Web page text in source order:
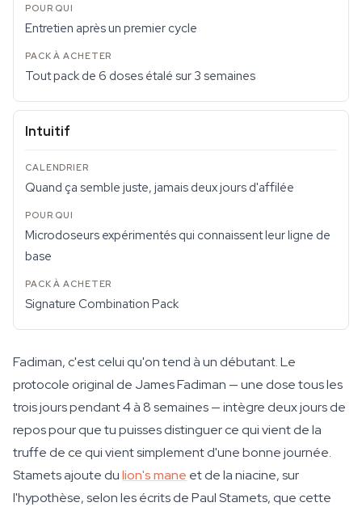
Entretien après un premier cycle
Tout pack de 6 doses étalé sur 3 semaines
Intuitif
Quand ça semble juste, jamais deux jours d'affilée
Microdoseurs expérimentés qui connaissent leur ligne de
base
Signature Combination Pack
Fadiman, c'est celui qu'on tend à un débutant. Le
protocole original de James Fadiman — une dose tous les
trois jours pendant 4 à 8 semaines — intègre deux jours de
repos pour que tu puisses distinguer ce qui vient de la
truffe de ce qui vient simplement d'une bonne journée.
Stamets ajoute dulion's mane et de la niacine, sur
l'hypothèse, selon les écrits de Paul Stamets, que cette